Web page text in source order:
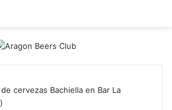
cervezas Bachiella en Bar La